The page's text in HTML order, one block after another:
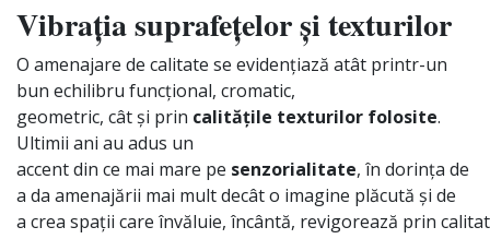
Vibrația suprafețelor și texturilor
O amenajare de calitate se evidențiază atât printr-un
bun echilibru funcțional, cromatic,
geometric, câtși prin calitățile texturilor folosite.
Ultimii ani au adus un
accentdin ce mai mare pe senzorialitate, în dorința de
a da amenajării mai multdecâto imagine plăcută și de
a crea spații care învăluie, încântă, revigorează prin